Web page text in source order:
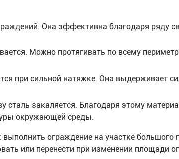
Она эффективна благодаря ряду
Можно протягивать по всему
при сильной натяжке. Она выдерживает
сталь закаляется. Благодаря этому
окружающей среды.
ограждение на участке большого
или перенести при изменении площади